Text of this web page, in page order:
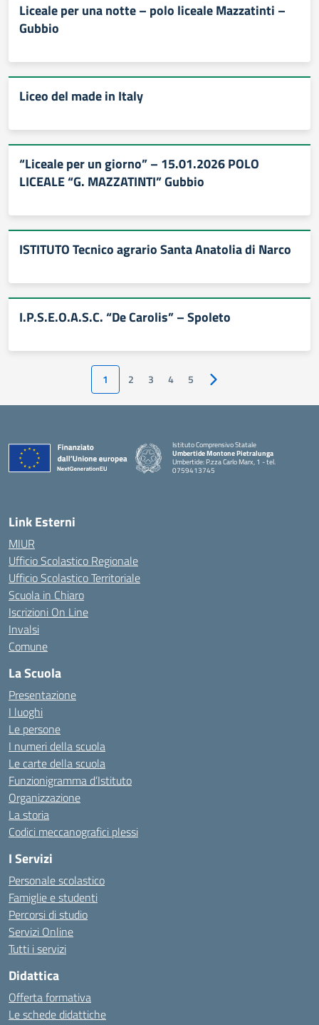
Liceale per una notte – polo liceale Mazzatinti –
Gubbio
Liceo del made in Italy
“Liceale per un giorno” – 15.01.2026 POLO
LICEALE “G. MAZZATINTI” Gubbio
ISTITUTO Tecnico agrario Santa Anatolia di Narco
I.P.S.E.O.A.S.C. “De Carolis” – Spoleto
1 2 3 4 5 Pagina successiva
Istituto Comprensivo Statale
Umbertide Montone Pietralunga
Umbertide: P.zza Carlo Marx, 1 - tel.
0759413745
Link Esterni
MIUR
Ufficio Scolastico Regionale
Ufficio Scolastico Territoriale
Scuola in Chiaro
Iscrizioni On Line
Invalsi
Comune
La Scuola
Presentazione
I luoghi
Le persone
I numeri della scuola
Le carte della scuola
Funzionigramma d’Istituto
Organizzazione
La storia
Codici meccanografici plessi
I Servizi
Personale scolastico
Famiglie e studenti
Percorsi di studio
Servizi Online
Tutti i servizi
Didattica
Offerta formativa
Le schede didattiche